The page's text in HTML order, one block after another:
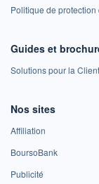
Politique de
Guides et
Solutions pour la
Nos sites
Affiliation
BoursoBank
Publicité